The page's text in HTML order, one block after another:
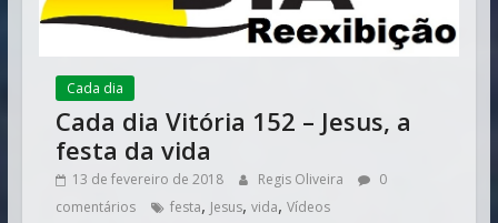
Cada dia
Cada dia Vitória 152 – Jesus, a
festa da vida
13 de fevereiro de 2018 Regis Oliveira
0
comentários
festa, Jesus, vida, Vídeos